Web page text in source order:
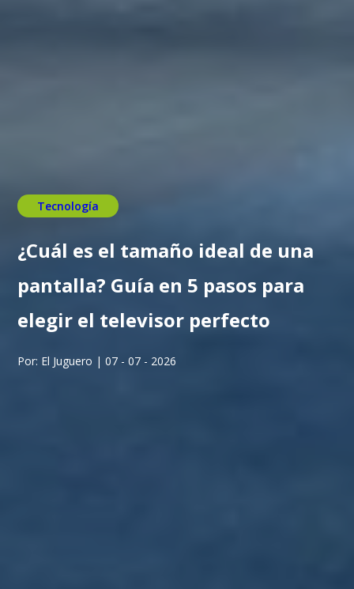
Tecnología
¿Cuál es el tamaño ideal de una
pantalla? Guía en 5 pasos para
elegir el televisor perfecto
Por: El Juguero | 07 - 07 - 2026